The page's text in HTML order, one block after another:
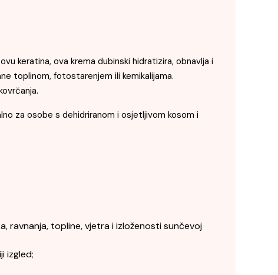
keratina, ova krema dubinski hidratizira, obnavlja i
toplinom, fotostarenjem ili kemikalijama.
za osobe s dehidriranom i osjetljivom kosom i
ravnanja, topline, vjetra i izloženosti sunčevoj
izgled;